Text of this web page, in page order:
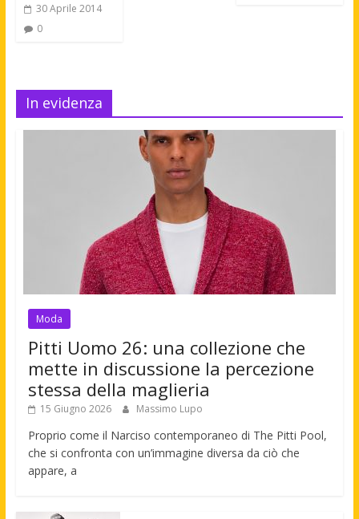
30 Aprile 2014
0
In evidenza
Moda
Pitti Uomo 26: una collezione che
mette in discussione la percezione
stessa della maglieria
15 Giugno 2026 Massimo Lupo
Proprio come il Narciso contemporaneo di The Pitti Pool,
che si confronta con un’immagine diversa da ciò che
appare, a